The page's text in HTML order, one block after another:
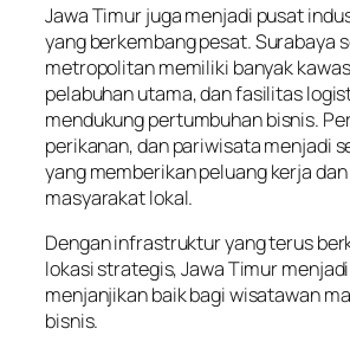
Jawa Timur juga menjadi pusat
yang berkembang pesat. Surabaya
metropolitan memiliki banyak
pelabuhan utama, dan fasilitas
mendukung pertumbuhan bisnis.
perikanan, dan pariwisata menjadi
yang memberikan peluang kerja
masyarakat lokal.
Dengan infrastruktur yang terus
lokasi strategis, Jawa Timur
menjanjikan baik bagi wisatawan
bisnis.